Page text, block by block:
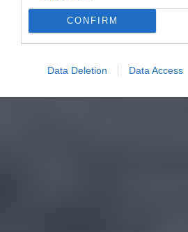
CONFIRM
Data Deletion Data Access